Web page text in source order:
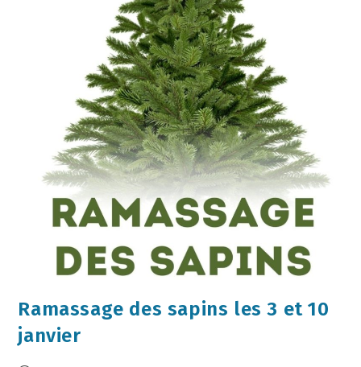
Ramassage des sapins les 3 et 10
janvier